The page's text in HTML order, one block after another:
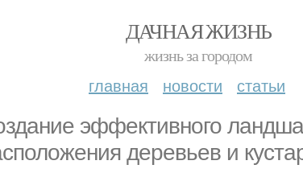
ДАЧНАЯ ЖИЗНЬ
жизнь за городом
главная новости статьи
эффективного
деревьев и